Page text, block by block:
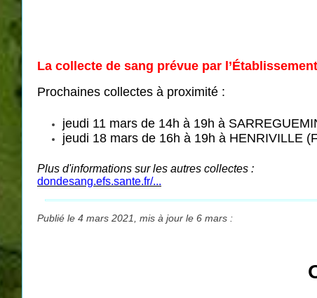
La collecte de sang prévue par
Prochaines collectes à proximité :
jeudi 11 mars de 14h à 19h à
jeudi 18 mars de 16h à 19h à HENRIVILLE
Plus d'informations sur les autres collectes :
dondesang.efs.sante.fr/...
Publié le 4 mars 2021, mis à jour le 6 mars :